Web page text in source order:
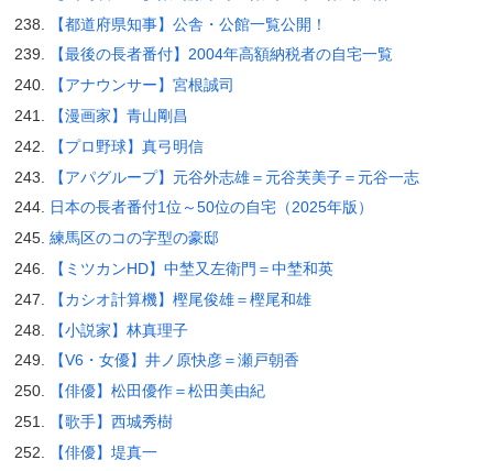
【都道府県知事】公舎・公館一覧公開！
【最後の長者番付】2004年高額納税者の自宅一覧
【アナウンサー】宮根誠司
【漫画家】青山剛昌
【プロ野球】真弓明信
【アパグループ】元谷外志雄＝元谷芙美子＝元谷一志
日本の長者番付1位～50位の自宅（2025年版）
練馬区のコの字型の豪邸
【ミツカンHD】中埜又左衛門＝中埜和英
【カシオ計算機】樫尾俊雄＝樫尾和雄
【小説家】林真理子
【V6・女優】井ノ原快彦＝瀬戸朝香
【俳優】松田優作＝松田美由紀
【歌手】西城秀樹
【俳優】堤真一